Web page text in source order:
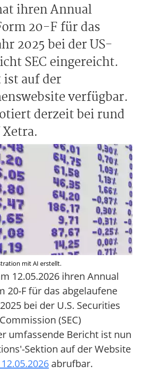
ihren Annual
20-F für das
2025 bei der US-
SEC eingereicht.
auf der
verfügbar.
derzeit bei rund
mit AI erstellt.
12.05.2026 ihren Annual
20-F für das abgelaufene
bei der U.S. Securities
(SEC)
umfassende Bericht ist nun
Sektion auf der Website
abrufbar.